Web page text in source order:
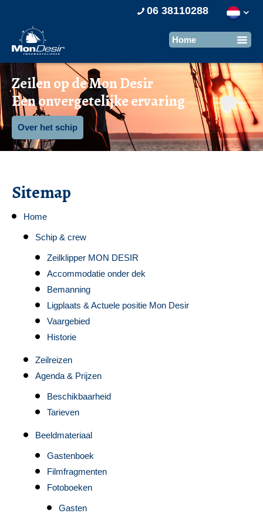
06 38110288
Zeilen op de Mon Desir
Een onvergetelijke ervaring
Over het schip
Sitemap
Home
Schip & crew
Zeilklipper MON DESIR
Accommodatie onder dek
Bemanning
Ligplaats & Actuele positie Mon Desir
Vaargebied
Historie
Zeilreizen
Agenda & Prijzen
Beschikbaarheid
Tarieven
Beeldmateriaal
Gastenboek
Filmfragmenten
Fotoboeken
Gasten